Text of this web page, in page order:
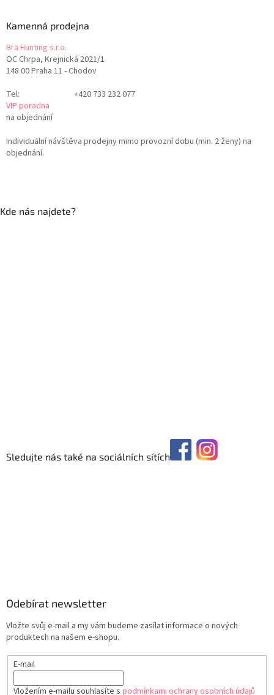
Kamenná prodejna
Bra Hunting s.r.o.
OC Chrpa, Krejnická 2021/1
148 00 Praha 11 - Chodov
Tel:
+420 733 232 077
VIP poradna
na objednání
Individuální návštěva prodejny mimo provozní dobu (min. 2 ženy) na
objednání.
Kde nás najdete?
Sledujte nás také na sociálních sítích
Odebírat newsletter
Vložte svůj e-mail a my vám budeme zasílat informace o nových
produktech na našem e-shopu.
E-mail
Vložením e-mailu souhlasíte s podmínkami ochrany osobních údajů